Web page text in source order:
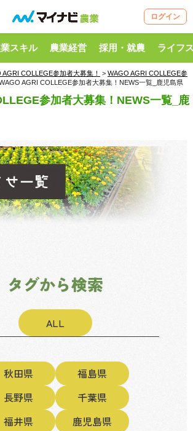
ログイン
スキル 農業経営 採用・就農 ライフ
AGRI COLLEGE参加者大募集！ > WAGO AGRI COLLEGE参
AGRI COLLEGE参加者大募集！NEWS一覧_鹿児島県
参加者大募集！NEWS一覧_鹿
タグから検索
ALL
秋田県
福島県
長野県
千葉県
福井県
鹿児島県